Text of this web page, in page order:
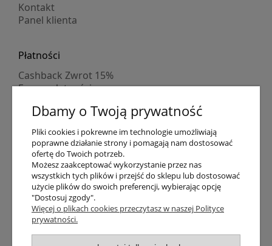
Kontakt
Panel klienta
Płatności
Cashback Zwrot 15%
Formy płatności
Numer konta
PayPo kupujesz, nie płacisz
Progi rabatowe
Promocje
Dostawa
Czas wysyłki
Dostawa
Śledzenie przesyłki GLS
Dbamy o Twoją prywatność
Pliki cookies i pokrewne im technologie umożliwiają
poprawne działanie strony i pomagają nam dostosować
ofertę do Twoich potrzeb.
Możesz zaakceptować wykorzystanie przez nas
wszystkich tych plików i przejść do sklepu lub dostosować
użycie plików do swoich preferencji, wybierając opcję
"Dostosuj zgody".
Więcej o plikach cookies przeczytasz w naszej Polityce
prywatności.